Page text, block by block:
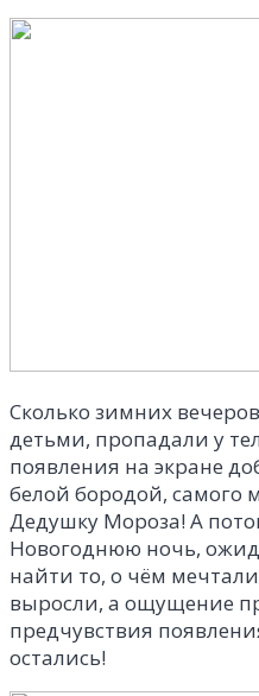
Сколько зимних
детьми, пропадали у
появления на экране
белой бородой, самого
Дедушку Мороза! А
Новогоднюю ночь,
найти то, о чём
выросли, а ощущение
предчувствия
остались!